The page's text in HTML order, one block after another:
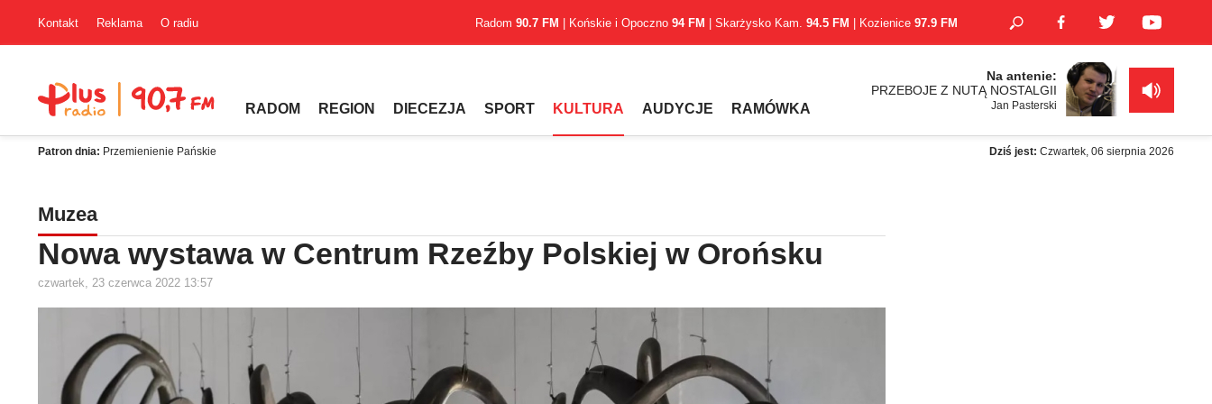
Kontakt Reklama O radiu Radom 90.7 FM | Końskie i Opoczno 94 FM | Skarżysko Kam. 94.5 FM | Kozienice 97.9 FM
RADOM REGION DIECEZJA SPORT KULTURA AUDYCJE RAMÓWKA
Na antenie:
PRZEBOJE Z NUTĄ NOSTALGII
Jan Pasterski
Patron dnia: Przemienienie Pańskie Dziś jest: Czwartek, 06 sierpnia 2026
Muzea
Nowa wystawa w Centrum Rzeźby Polskiej w Orońsku
czwartek, 23 czerwca 2022 13:57